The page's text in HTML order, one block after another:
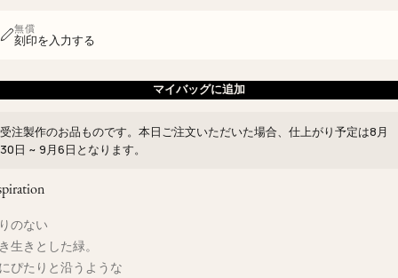
無償
刻印を入力する
マイバッグに追加
受注製作のお品ものです。本日ご注文いただいた場合、仕上がり予定は8月
30日 ~ 9月6日 となります。
のない
生きとした緑。
ぴたりと沿うような